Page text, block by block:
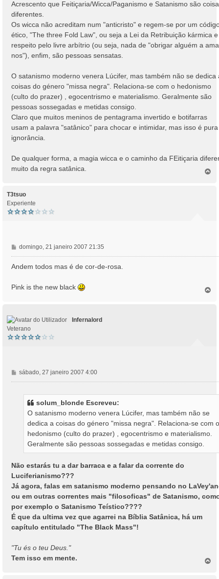
Acrescento que Feitiçaria/Wicca/Paganismo e Satanismo são
diferentes.
Os wicca não acreditam num "anticristo" e regem-se por um
ético, "The three Fold Law", ou seja a Lei da Retribuição kármica
respeito pelo livre arbítrio (ou seja, nada de "obrigar alguém a
nos"), enfim, são pessoas sensatas.
O satanismo moderno venera Lúcifer, mas também não se dedica
coisas do género "missa negra". Relaciona-se com o hedonismo
(culto do prazer) , egocentrismo e materialismo. Geralmente são
pessoas sossegadas e metidas consigo.
Claro que muitos meninos de pentagrama invertido e botifarras
usam a palavra "satânico" para chocar e intimidar, mas isso é pura
ignorância.
De qualquer forma, a magia wicca e o caminho da FEitiçaria
muito da regra satânica.
T3tsuo
Experiente
M
e
g
domingo, 21 janeiro 2007 21:35
Andem todos mas é de cor-de-rosa.
Pink is the new black
Infernalord
Veterano
M
e
sábado, 27 janeiro 2007 4:00
solum_blonde Escreveu:
O satanismo moderno venera Lúcifer, mas também não se
dedica a coisas do género "missa negra". Relaciona-se com o
hedonismo (culto do prazer) , egocentrismo e materialismo.
Geralmente são pessoas sossegadas e metidas consigo.
Não estarás tu a dar barraca e a falar da corrente do
Luciferianismo???
Já agora, falas em satanismo moderno pensando no
ou em outras correntes mais "filosoficas" de Satanismo,
por exemplo o Satanismo Teístico????
É que da ultima vez que agarrei na Bíblia Satânica, há um
capítulo entitulado "The Black Mass"!
"Tu és o teu Deus."
Tem isso em mente.